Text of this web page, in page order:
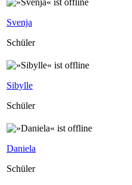
Svenja
Schüler
Sibylle
Schüler
Daniela
Schüler